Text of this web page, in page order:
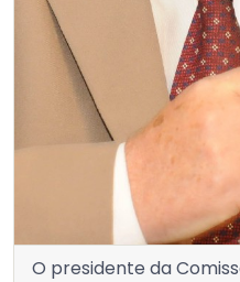
O presidente da